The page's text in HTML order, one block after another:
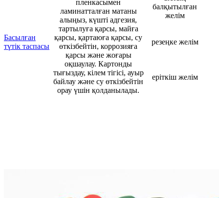
Басылған
түтік таспасы
пленкасымен
ламинатталған матаны
алыңыз, күшті адгезия,
тартылуға қарсы, майға
қарсы, қартаюға қарсы, су
өткізбейтін, коррозияға
қарсы және жоғары
оқшаулау. Картонды
тығыздау, кілем тігісі, ауыр
байлау және су өткізбейтін
орау үшін қолданылады.
балқытылған
желім
резеңке желім
еріткіш желім